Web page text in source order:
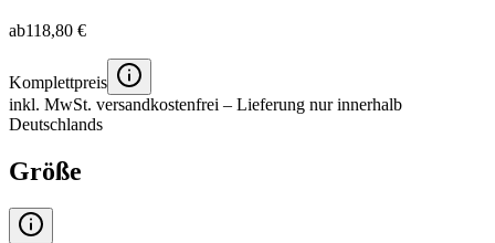
ab118,80 €
Komplettpreis
inkl. MwSt. versandkostenfrei – Lieferung nur innerhalb
Deutschlands
Größe